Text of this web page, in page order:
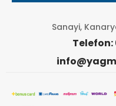
Sanayi,
Telefon: